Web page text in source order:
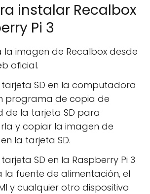
instalar Recalbox
Pi 3
la imagen de Recalbox desde
oficial.
SD en la computadora
programa de copia de
de la tarjeta SD para
y copiar la imagen de
la tarjeta SD.
SD en la Raspberry Pi 3
la fuente de alimentación, el
y cualquier otro dispositivo